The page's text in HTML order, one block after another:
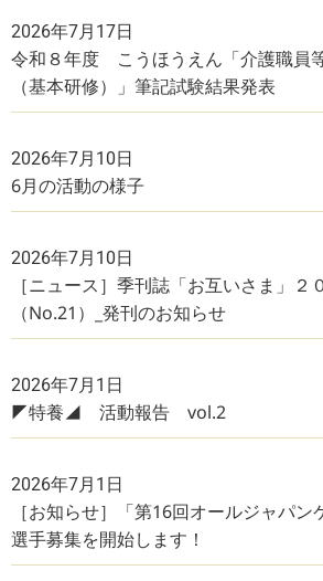
2026年7月17日
令和８年度 こうほうえん「介護職員
（基本研修）」筆記試験結果発表
2026年7月10日
6月の活動の様子
2026年7月10日
［ニュース］季刊誌「お互いさま」２
（No.21）_発刊のお知らせ
2026年7月1日
◤特養◢ 活動報告 vol.2
2026年7月1日
［お知らせ］「第16回オールジャパ
選手募集を開始します！